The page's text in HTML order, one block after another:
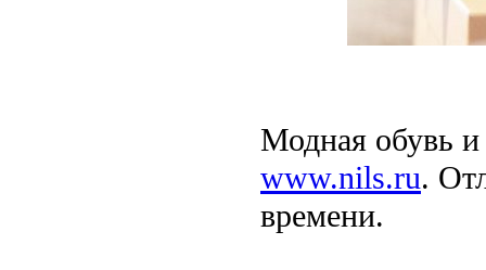
Модная обувь и
www.nils.ru.
времени.